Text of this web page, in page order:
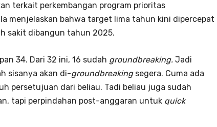
terkait perkembangan program prioritas
menjelaskan bahwa target lima tahun kini dipercepat
sakit dibangun tahun 2025.
34. Dari 32 ini, 16 sudah groundbreaking. Jadi
sisanya akan di-groundbreakingsegera. Cuma ada
persetujuan dari beliau. Tadi beliau juga sudah
tapi perpindahan post-anggaran untuk quick